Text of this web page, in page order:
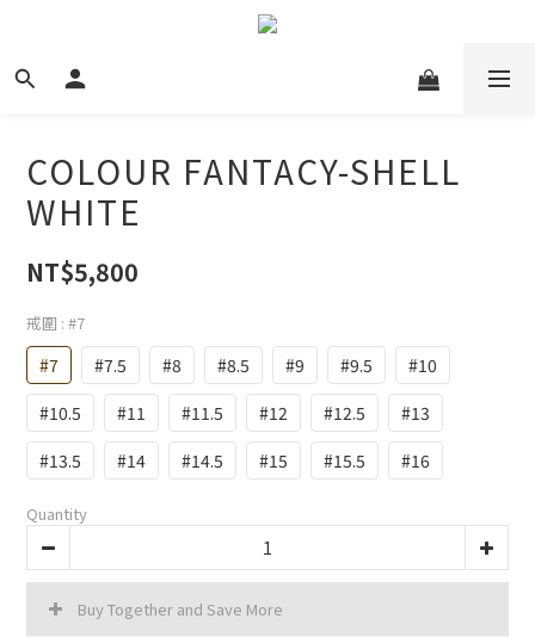
COLOUR FANTACY-SHELL
WHITE
NT$5,800
戒圍 : #7
#7 #7.5 #8 #8.5 #9 #9.5
#10
#10.5
#11 #11.5 #12 #12.5
#13
#13.5
#14 #14.5 #15 #15.5 #16
Quantity
Buy Together and Save More